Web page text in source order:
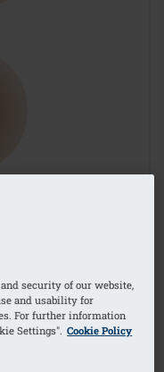
security of our website,
and usability for
For further information
Settings". Cookie Policy